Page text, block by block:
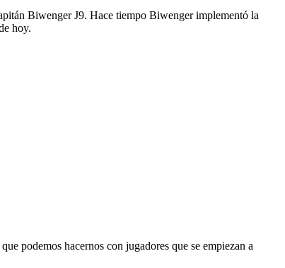
Biwenger J9. Hace tiempo Biwenger implementó la
hoy.
podemos hacernos con jugadores que se empiezan a